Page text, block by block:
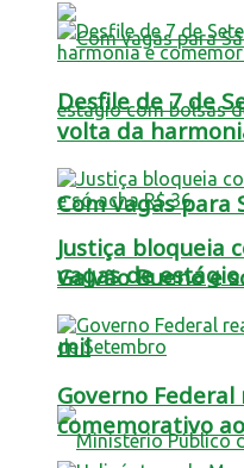
Com vagas para
vagas de
mil
Desfile de 7 de
volta da
Justiça bloqueia
Galvão Bueno e
Governo
comemorativo